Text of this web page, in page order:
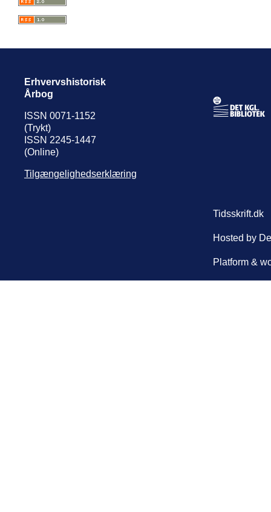
Erhvervshistorisk
Årbog
ISSN 0071-1152
(Trykt)
ISSN 2245-1447
(Online)
Tilgængelighedserklæring